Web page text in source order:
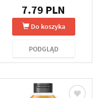
7.79 PLN
Do koszyka
PODGLĄD